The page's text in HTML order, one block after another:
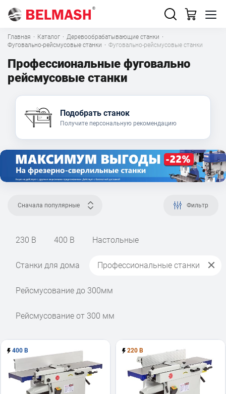
Главная · Каталог · Деревообрабатывающие станки ·
Фуговально-рейсмусовые станки · Фуговально-рейсмусовые станки
Профессиональные фуговально
рейсмусовые станки
Подобрать станок
Получите персональную рекомендацию
Сначала популярные Фильтр
230 В 400 В Настольные
Станки для дома Профессиональные станки
Рейсмусование до 300мм
Рейсмусование от 300 мм
400 В 220 В